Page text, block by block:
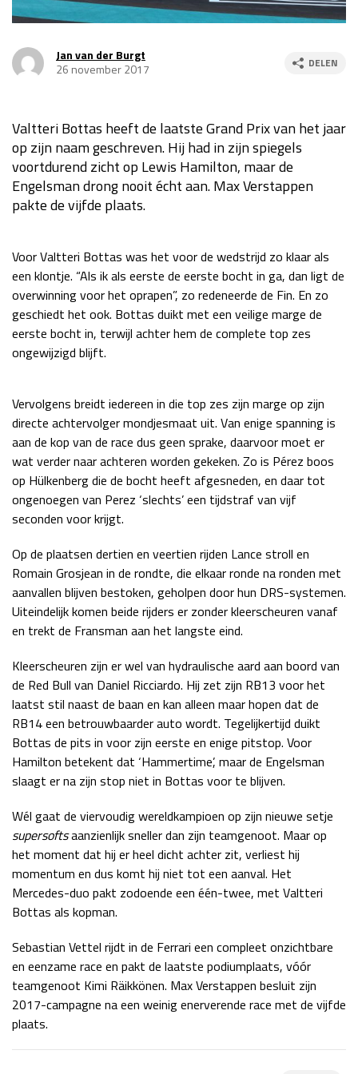
Race
za 13:00 - 15:00
GP VERENIGDE STATEN 2026
Kwalificatie
za 23:00 - 00:00
Race
zo 21:00 - 23:00
GP MEXICO 2026 30 okt - 01 nov
Kwalificatie
GP SÃO PAULO 2026 06 - 08 nov
Kwalificatie
LAS VEGAS GRAND PRIX 2026 20 - 22 nov
Kwalificatie
za 05:00 - 06:00
Race
zo 05:00 - 07:00
Kwalificatie
za 19:00 - 20:00
Race
Kwalificatie
za 15:00 - 16:00
zo 14:00 - 16:00
Jan van der Burgt
26 november 2017
DELEN
Valtteri Bottas heeft de laatste Grand Prix van het jaar
op zijn naam geschreven. Hij had in zijn spiegels
voortdurend zicht op Lewis Hamilton, maar de
Engelsman drong nooit écht aan. Max Verstappen
pakte de vijfde plaats.
Voor Valtteri Bottas was het voor de wedstrijd zo klaar als
een klontje. “Als ik als eerste de eerste bocht in ga, dan ligt de
overwinning voor het oprapen”, zo redeneerde de Fin. En zo
geschiedt het ook. Bottas duikt met een veilige marge de
eerste bocht in, terwijl achter hem de complete top zes
ongewijzigd blijft.
Vervolgens breidt iedereen in die top zes zijn marge op zijn
directe achtervolger mondjesmaat uit. Van enige spanning is
aan de kop van de race dus geen sprake, daarvoor moet er
wat verder naar achteren worden gekeken. Zo is Pérez boos
op Hülkenberg die de bocht heeft afgesneden, en daar tot
ongenoegen van Perez ‘slechts’ een tijdstraf van vijf
seconden voor krijgt.
Op de plaatsen dertien en veertien rijden Lance stroll en
Romain Grosjean in de rondte, die elkaar ronde na ronden met
aanvallen blijven bestoken, geholpen door hun DRS-systemen.
Uiteindelijk komen beide rijders er zonder kleerscheuren vanaf
en trekt de Fransman aan het langste eind.
Kleerscheuren zijn er wel van hydraulische aard aan boord van
de Red Bull van Daniel Ricciardo. Hij zet zijn RB13 voor het
laatst stil naast de baan en kan alleen maar hopen dat de
RB14 een betrouwbaarder auto wordt. Tegelijkertijd duikt
Bottas de pits in voor zijn eerste en enige pitstop. Voor
Hamilton betekent dat ‘Hammertime’, maar de Engelsman
slaagt er na zijn stop niet in Bottas voor te blijven.
Wél gaat de viervoudig wereldkampioen op zijn nieuwe setje
supersoftsaanzienlijk sneller dan zijn teamgenoot. Maar op
het moment dat hij er heel dicht achter zit, verliest hij
momentum en dus komt hij niet tot een aanval. Het
Mercedes-duo pakt zodoende een één-twee, met Valtteri
Bottas als kopman.
Sebastian Vettel rijdt in de Ferrari een compleet onzichtbare
en eenzame race en pakt de laatste podiumplaats, vóór
teamgenoot Kimi Räikkönen. Max Verstappen besluit zijn
2017-campagne na een weinig enerverende race met de vijfde
plaats.